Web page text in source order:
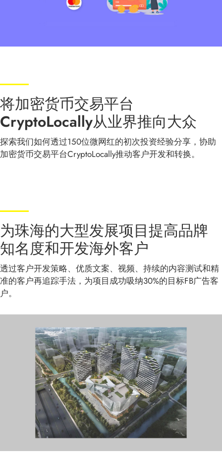
将加密货币交易平台
CryptoLocally从业界推向大众
探索我们如何透过150位微网红的初次投资经验分享，协助
加密货币交易平台CryptoLocally推动客户开发和转换。
为珠海的大型发展项目提高品牌
知名度和开发海外客户
透过客户开发策略、优质文案、视频、持续的内容测试和精
准的客户再追踪手法，为项目成功吸纳30%的目标FB广告客
户。